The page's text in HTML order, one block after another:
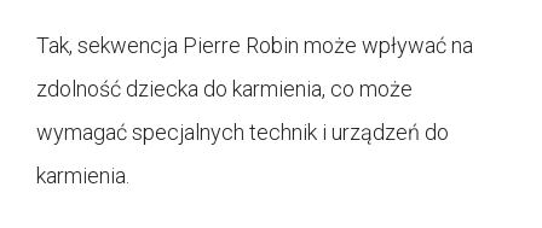
Tak, sekwencja Pierre Robin może wpływać na
zdolność dziecka do karmienia, co może
wymagać specjalnych technik i urządzeń do
karmienia.